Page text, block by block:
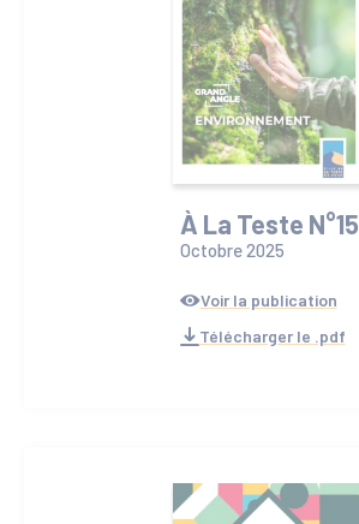
À La Teste N°15
Octobre 2025
Voir la publication
Télécharger le .pdf